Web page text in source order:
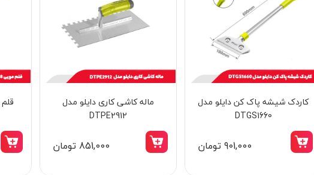
کاردک شیشه پاک کن دایلو مدل
DTGS1660
901,000 تومان
ماله کاشی کاری دایلو مدل
DTPE2912
851,000 تومان